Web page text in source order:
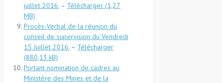
juillet 2016. – Télécharger
Procès-Verbal de la réunion du
conseil de supervision du Vendredi
15 Juillet 2016. – Télécharger
Portant nomination de cadres au
Ministère des Mines et de la